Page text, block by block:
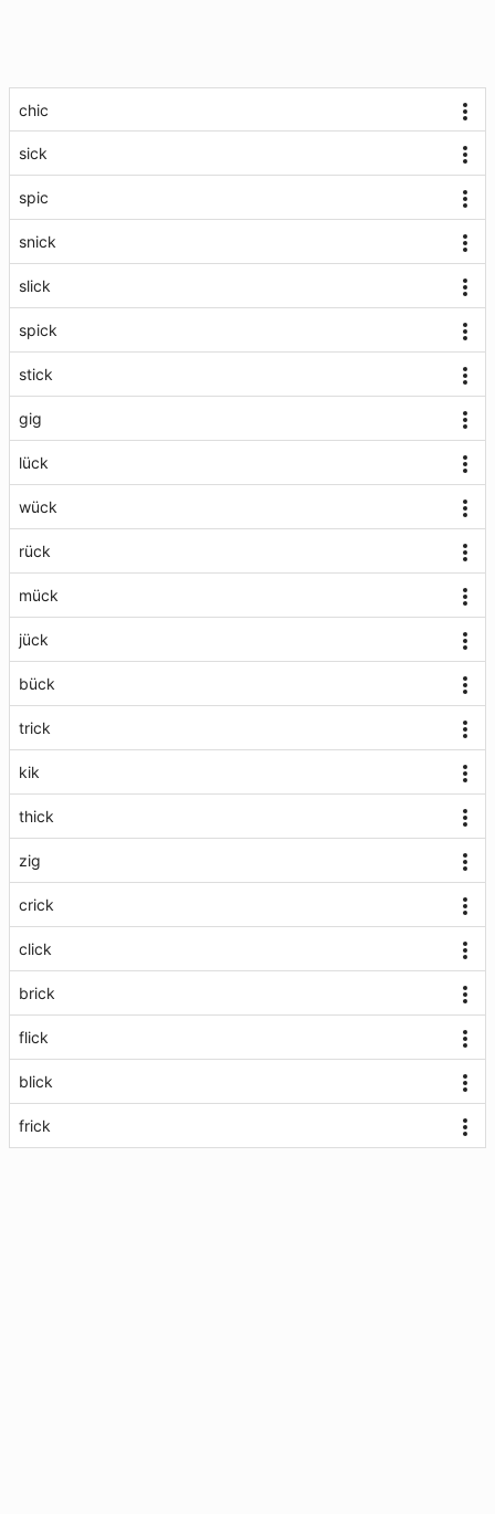
chic
sick
spic
snick
slick
spick
stick
gig
lück
wück
rück
mück
jück
bück
trick
kik
thick
zig
crick
click
brick
flick
blick
frick